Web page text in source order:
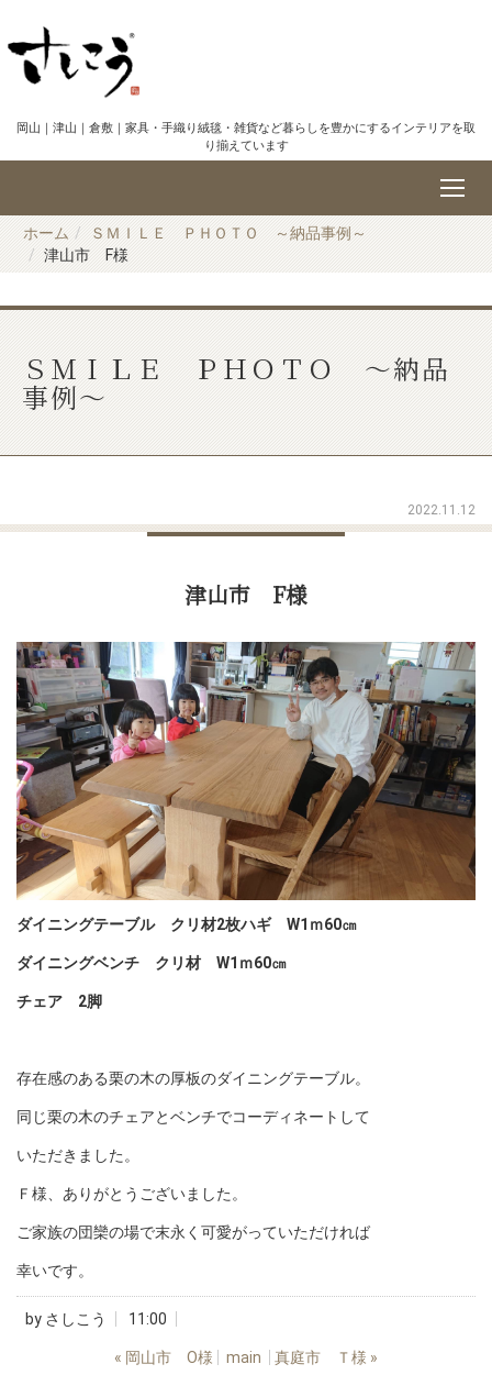
岡山｜津山｜倉敷｜家具・手織り絨毯・雑貨など暮らしを豊かにするインテリアを取
り揃えています
ホーム
ＳＭＩＬＥ ＰＨＯＴＯ ～納品事例～
津山市 F様
ＳＭＩＬＥ ＰＨＯＴＯ ～納品
事例～
2022.11.12
津山市 F様
ダイニングテーブル クリ材2枚ハギ W1ｍ60㎝
ダイニングベンチ クリ材 W1ｍ60㎝
チェア 2脚
存在感のある栗の木の厚板のダイニングテーブル。
同じ栗の木のチェアとベンチでコーディネートして
いただきました。
Ｆ様、ありがとうございました。
ご家族の団欒の場で末永く可愛がっていただければ
幸いです。
by さしこう 11:00
« 岡山市 O様 main 真庭市 Ｔ様 »